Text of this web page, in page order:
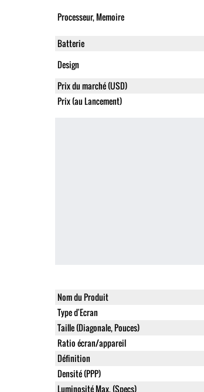
Processeur, Memoire
Batterie
Design
Prix du marché (USD)
Prix (au Lancement)
Nom du Produit
Type d'Ecran
Taille (Diagonale, Pouces)
Ratio écran/appareil
Définition
Densité (PPP)
Luminosité Max. (Specs)